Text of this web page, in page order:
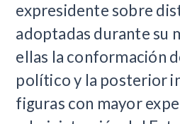
expresidente sobre
adoptadas durante su
ellas la conformación
político y la posterior
figuras con mayor